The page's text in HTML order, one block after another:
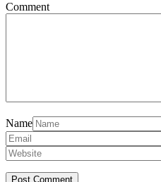
Comment
Name